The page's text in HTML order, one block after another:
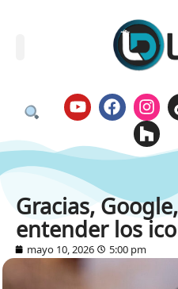
Gracias,
entender los
mayo 10, 2026 5:00 pm